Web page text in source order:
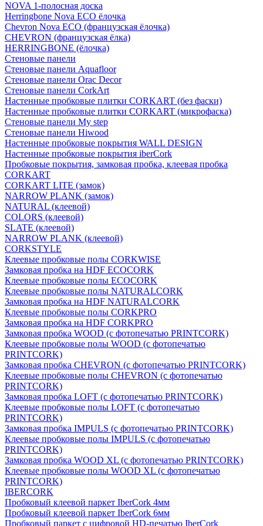
NOVA 1-полосная доска
Herringbone Nova ECO ёлочка
Chevron Nova ECO (французская ёлочка)
CHEVRON (французская ёлка)
HERRINGBONE (ёлочка)
Стеновые панели
Стеновые панели Aquafloor
Стеновые панели Orac Decor
Стеновые панели CorkArt
Настенные пробковые плитки CORKART (без фаски)
Настенные пробковые плитки CORKART (микрофаска)
Стеновые панели My step
Стеновые панели Hiwood
Настенные пробковые покрытия WALL DESIGN
Настенные пробковые покрытия iberCork
Пробковые покрытия, замковая пробка, клеевая пробка
CORKART
CORKART LITE (замок)
NARROW PLANK (замок)
NATURAL (клеевой)
COLORS (клеевой)
SLATE (клеевой)
NARROW PLANK (клеевой)
CORKSTYLE
Клеевые пробковые полы CORKWISE
Замковая пробка на HDF ECOCORK
Клеевые пробковые полы ECOCORK
Клеевые пробковые полы NATURALCORK
Замковая пробка на HDF NATURALCORK
Клеевые пробковые полы CORKPRO
Замковая пробка на HDF CORKPRO
Замковая пробка WOOD (с фотопечатью PRINTCORK)
Клеевые пробковые полы WOOD (с фотопечатью
PRINTCORK)
Замковая пробка CHEVRON (с фотопечатью PRINTCORK)
Клеевые пробковые полы CHEVRON (с фотопечатью
PRINTCORK)
Замковая пробка LOFT (с фотопечатью PRINTCORK)
Клеевые пробковые полы LOFT (с фотопечатью
PRINTCORK)
Замковая пробка IMPULS (с фотопечатью PRINTCORK)
Клеевые пробковые полы IMPULS (с фотопечатью
PRINTCORK)
Замковая пробка WOOD XL (с фотопечатью PRINTCORK)
Клеевые пробковые полы WOOD XL (с фотопечатью
PRINTCORK)
IBERCORK
Пробковый клеевой паркет IberCork 4мм
Пробковый клеевой паркет IberCork 6мм
Пробковый паркет с цифровой HD-печатью IberCork